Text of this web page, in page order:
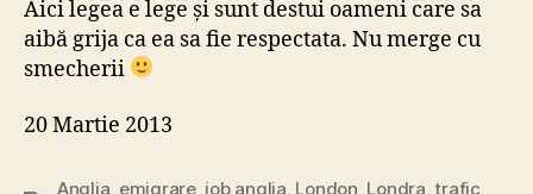
Aici legea e lege și sunt destui oameni care sa
aibă grija ca ea sa fie respectata. Nu merge cu
smecherii
20 Martie 2013
Anglia, emigrare, job anglia, London, Londra,trafic